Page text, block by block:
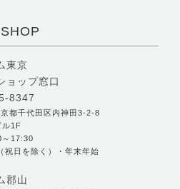
SHOP
東京
ョップ窓口
8347
都千代田区内神田3-2-8
ル1F
～17:30
祝日を除く）・年末年始
郡山